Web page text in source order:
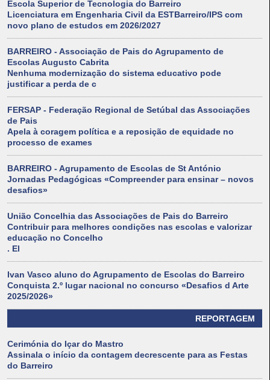
Escola Superior de Tecnologia do Barreiro
Licenciatura em Engenharia Civil da ESTBarreiro/IPS com
novo plano de estudos em 2026/2027
BARREIRO - Associação de Pais do Agrupamento de
Escolas Augusto Cabrita
Nenhuma modernização do sistema educativo pode
justificar a perda de c
FERSAP - Federação Regional de Setúbal das Associações
de Pais
Apela à coragem política e a reposição de equidade no
processo de exames
BARREIRO - Agrupamento de Escolas de St António
Jornadas Pedagógicas «Compreender para ensinar – novos
desafios»
União Concelhia das Associações de Pais do Barreiro
Contribuir para melhores condições nas escolas e valorizar
educação no Concelho
. El
Ivan Vasco aluno do Agrupamento de Escolas do Barreiro
Conquista 2.º lugar nacional no concurso «Desafios d Arte
2025/2026»
REPORTAGEM
Cerimónia do Içar do Mastro
Assinala o início da contagem decrescente para as Festas
do Barreiro